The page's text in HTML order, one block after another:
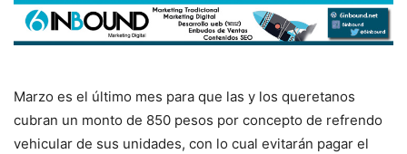
Marzo es el último mes para que las y los queretanos
cubran un monto de 850 pesos por concepto de refrendo
vehicular de sus unidades, con lo cual evitarán pagar el